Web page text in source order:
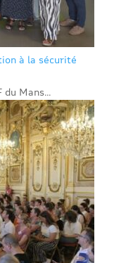
à la sécurité
Mans...